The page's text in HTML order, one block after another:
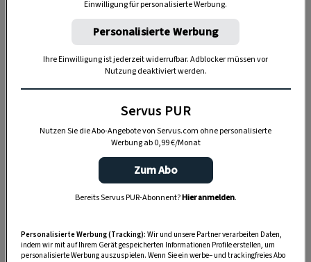
unserem kostenlosen WhatsApp-Kanal finden Sie täglich
Tipps und Tricks für Garten, Terrasse, Balkon- und
Zimmerpflanzen.
Der 11. 11. – schnapszahlenbedingt seit jeher
– wurde von der Kirche zu Ehren des
heiligen Martin, der an diesem Tag beerdigt
worden sein soll, als Festtag eingeführt. Mit
kommt die Winterwirtschaft. Und weil man
sich vor den kargen Wintermonaten
Einwilligung für personalisierte Werbung.
Personalisierte Werbung
Ihre Einwilligung ist jederzeit widerrufbar. Adblocker müssen vor
Nutzung deaktiviert werden.
Servus PUR
Nutzen Sie die Abo-Angebote von Servus.com ohne personalisierte
Werbung ab 0,99 €/Monat
Zum Abo
Bereits Servus PUR-Abonnent?Hier anmelden.
Personalisierte Werbung (Tracking): Wir und unsere Partner verarbeiten Daten,
indem wir mit auf Ihrem Gerät gespeicherten Informationen Profile erstellen, um
personalisierte Werbung auszuspielen. Wenn Sie ein werbe– und trackingfreies Abo